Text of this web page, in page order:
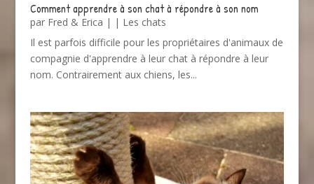
Comment apprendre à son chat à répondre à son nom
par Fred & Erica | | Les chats
Il est parfois difficile pour les propriétaires d'animaux de
compagnie d'apprendre à leur chat à répondre à leur
nom. Contrairement aux chiens, les...